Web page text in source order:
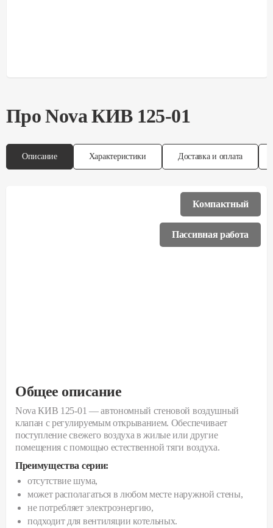
ПроNova КИВ 125-01
Описание Характеристики Доставка и оплата
Общее описание
Nova КИВ 125-01 — автономный стеновой воздушный
клапан с регулируемым открыванием. Обеспечивает
поступление свежего воздуха в жилые или другие
помещения с помощью естественной тяги воздуха.
Преимущества серии:
отсутствие шума,
может располагаться в любом месте наружной стены,
не потребляет электроэнергию,
подходит для вентиляции котельных.
Компактный
Пассивная работа